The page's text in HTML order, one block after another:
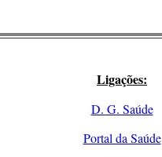
Ligações:
D. G. Saúde
Portal da Saúde